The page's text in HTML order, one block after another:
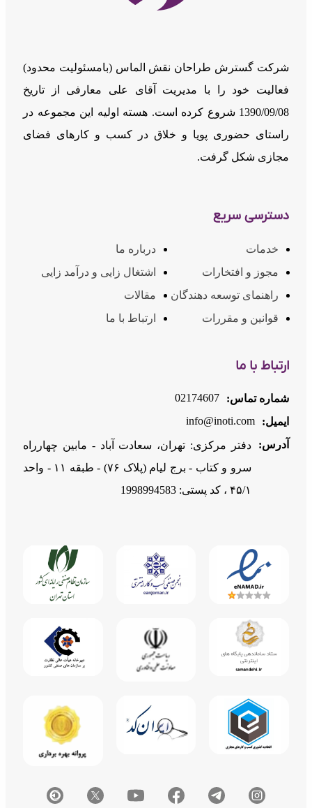
شرکت گسترش طراحان نقش الماس (بامسئوليت محدود)
فعالیت خود را با مدیریت آقای علی معارفی از تاریخ
1390/09/08 شروع کرده است. هسته اولیه این مجموعه در
راستای حضوری پویا و خلاق در کسب و کارهای فضای
مجازی شکل گرفت.
دسترسی سریع
خدمات
درباره ما
مجوز و افتخارات
اشتغال زایی و درآمد زایی
راهنمای توسعه دهندگان
مقالات
قوانین و مقررات
ارتباط با ما
ارتباط با ما
شماره تماس:
02174607
ایمیل:
info@inoti.com
آدرس:
دفتر مرکزی: تهران، سعادت آباد - مابین چهارراه
سرو و کتاب - برج لیام (پلاک ۷۶) - طبقه ۱۱ - واحد
۴۵/۱ ، کد پستی: 1998994583